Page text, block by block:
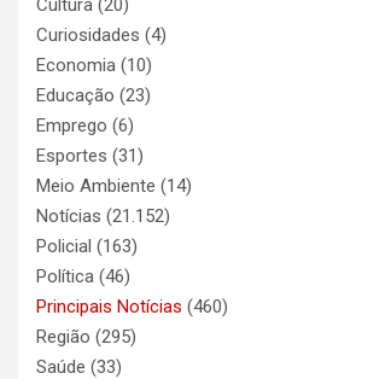
Cultura (20)
Curiosidades (4)
Economia (10)
Educação (23)
Emprego (6)
Esportes (31)
Meio Ambiente (14)
Notícias (21.152)
Policial (163)
Política (46)
Principais Notícias (460)
Região (295)
Saúde (33)